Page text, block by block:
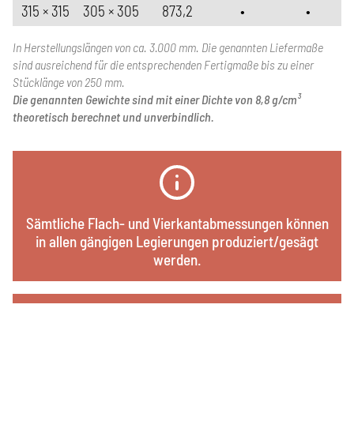
315 × 315
305 × 305 873,2 • •
In Herstellungslängen von ca. 3.000 mm. Die genannten Liefermaße
sind ausreichend für die entsprechenden Fertigmaße bis zu einer
Stücklänge von 250 mm.
Die genannten Gewichte sind mit einer Dichte von 8,8 g/cm³
theoretisch berechnet und unverbindlich.
Sämtliche Flach- und Vierkantabmessungen können
in allen gängigen Legierungen produziert/gesägt
werden.